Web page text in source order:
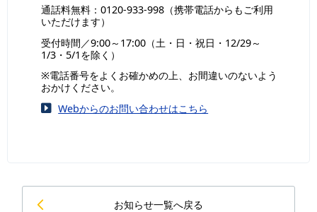
通話料無料：0120-933-998（携帯電話からもご利用
いただけます）
受付時間／9:00～17:00（土・日・祝日・12/29～
1/3・5/1を除く）
※電話番号をよくお確かめの上、お間違いのないよう
おかけください。
Webからのお問い合わせはこちら
お知らせ一覧へ戻る